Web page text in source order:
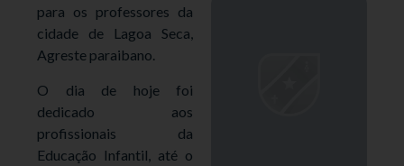
para os professores da
cidade de Lagoa Seca,
Agreste paraibano.
O dia de hoje foi
dedicado aos
profissionais da
Educação Infantil, até o